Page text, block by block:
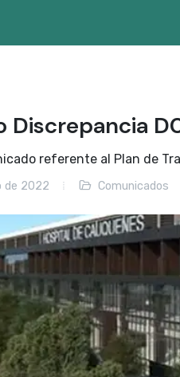
Discrepancia
referente al Plan de
de 2022 Comunicados